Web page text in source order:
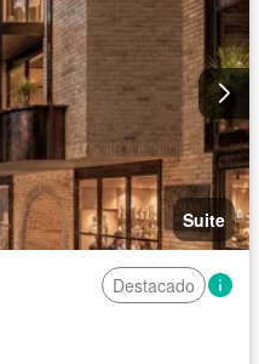
Suite
Destacado